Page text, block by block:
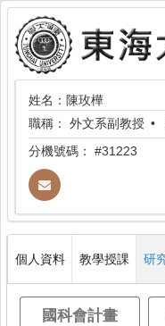
姓名：陳玫樺
職稱： 外文系副教授
分機號碼： #31223
個人資料 教學授課 研
國科會計畫